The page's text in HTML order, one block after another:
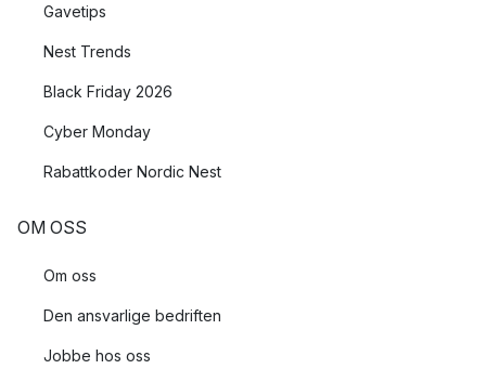
Gavetips
Nest Trends
Black Friday 2026
Cyber Monday
Rabattkoder Nordic Nest
OM OSS
Om oss
Den ansvarlige bedriften
Jobbe hos oss